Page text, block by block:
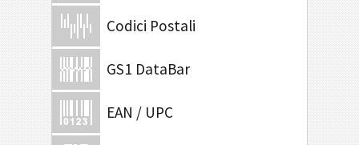
Codici Postali
GS1 DataBar
EAN / UPC